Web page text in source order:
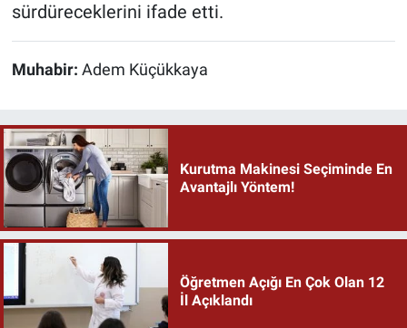
sürdüreceklerini ifade etti.
Muhabir: Adem Küçükkaya
Kurutma Makinesi Seçiminde En
Avantajlı Yöntem!
Öğretmen Açığı En Çok Olan 12
İl Açıklandı